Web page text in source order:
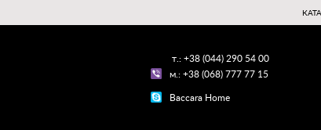
т.: +38 (044) 290 54 00
м.: +38 (068) 777 77 15
Baccara Home